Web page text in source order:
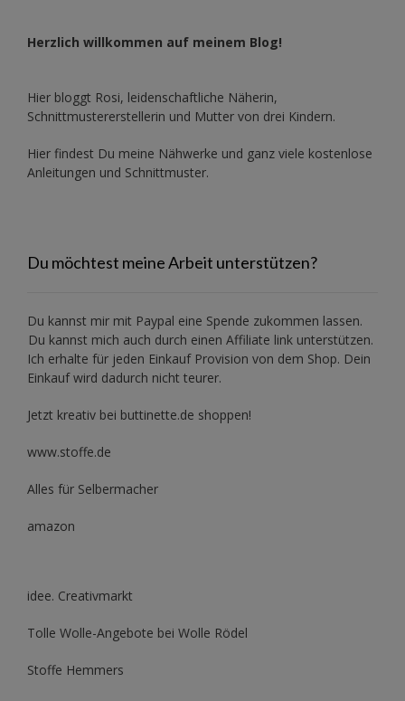
Herzlich willkommen auf meinem Blog!
Hier bloggt Rosi, leidenschaftliche Näherin,
Schnittmustererstellerin und Mutter von drei Kindern.
Hier findest Du meine Nähwerke und ganz viele kostenlose
Anleitungen und Schnittmuster.
Du möchtest meine Arbeit unterstützen?
Du kannst mir mit Paypal eine Spende zukommen lassen.
Du kannst mich auch durch einen Affiliate link unterstützen.
Ich erhalte für jeden Einkauf Provision von dem Shop. Dein
Einkauf wird dadurch nicht teurer.
Jetzt kreativ bei buttinette.de shoppen!
www.stoffe.de
Alles für Selbermacher
amazon
idee. Creativmarkt
Tolle Wolle-Angebote bei Wolle Rödel
Stoffe Hemmers